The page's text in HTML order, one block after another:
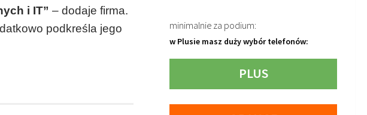
i IT” – dodaje firma.
podkreśla jego
minimalnie za podium:
w Plusie masz duży wybór telefonów:
PLUS